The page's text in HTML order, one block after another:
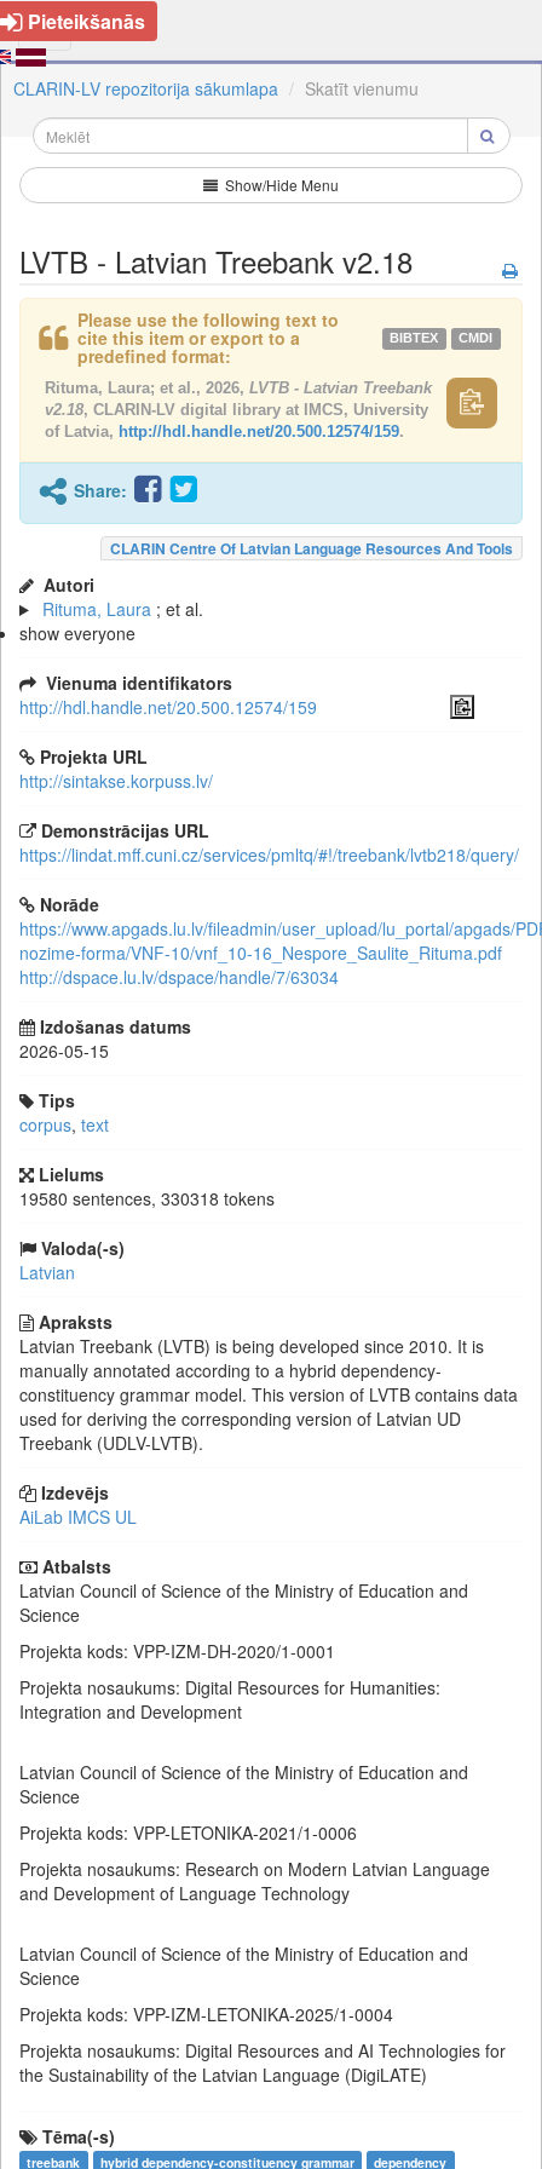
Pieteikšanās
CLARIN-LV repozitorija sākumlapa Skatīt vienumu
Show/Hide Menu
LVTB - Latvian Treebank v2.18
Please use the following text to
cite this item or export to a
predefined format:
BIBTEX CMDI
Rituma, Laura; et al., 2026, LVTB - Latvian Treebank
v2.18, CLARIN-LV digital library at IMCS, University
of Latvia, http://hdl.handle.net/20.500.12574/159.
Share:
CLARIN Centre Of Latvian Language Resources And Tools
Autori
Rituma, Laura ; et al.
show everyone
Vienuma identifikators
http://hdl.handle.net/20.500.12574/159
Projekta URL
http://sintakse.korpuss.lv/
Demonstrācijas URL
https://lindat.mff.cuni.cz/services/pmltq/#!/treebank/lvtb218/query/
Norāde
https://www.apgads.lu.lv/fileadmin/user_upload/lu_portal/apgads/
nozime-forma/VNF-10/vnf_10-16_Nespore_Saulite_Rituma.pdf
http://dspace.lu.lv/dspace/handle/7/63034
Izdošanas datums
2026-05-15
Tips
corpus, text
Lielums
19580 sentences, 330318 tokens
Valoda(-s)
Latvian
Apraksts
Latvian Treebank (LVTB) is being developed since 2010. It is
manually annotated according to a hybrid dependency-
constituency grammar model. This version of LVTB contains data
used for deriving the corresponding version of Latvian UD
Treebank (UDLV-LVTB).
Izdevējs
AiLab IMCS UL
Atbalsts
Latvian Council of Science of the Ministry of Education and
Science
Projekta kods: VPP-IZM-DH-2020/1-0001
Projekta nosaukums: Digital Resources for Humanities:
Integration and Development
Latvian Council of Science of the Ministry of Education and
Science
Projekta kods: VPP-LETONIKA-2021/1-0006
Projekta nosaukums: Research on Modern Latvian Language
and Development of Language Technology
Latvian Council of Science of the Ministry of Education and
Science
Projekta kods: VPP-IZM-LETONIKA-2025/1-0004
Projekta nosaukums: Digital Resources and AI Technologies for
the Sustainability of the Latvian Language (DigiLATE)
Tēma(-s)
treebank hybrid dependency-constituency grammar dependency